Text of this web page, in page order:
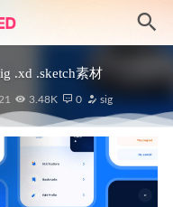
.xd .sketch素材
3.48K 0 sig